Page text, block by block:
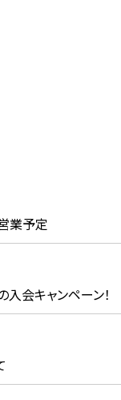
業予定
会キャンペーン！